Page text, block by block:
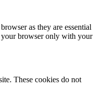
as they are essential
your browser only with your
These cookies do not